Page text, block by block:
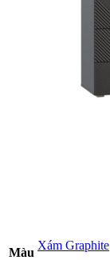
Màu
Xám Graphite